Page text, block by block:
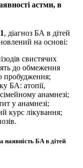
астми, в
, діагноз БА в дітей
на основі:
свистячих
до обмеження
пробудження;
БА: атопії,
анамнезі;
у анамнезі;
курс лікування;
наявність БА в дітей